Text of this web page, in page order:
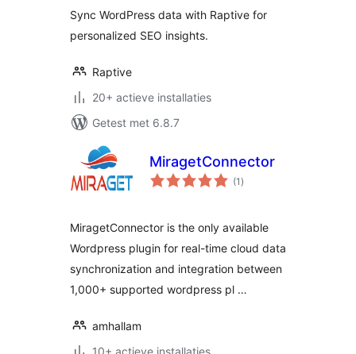
Sync WordPress data with Raptive for
personalized SEO insights.
Raptive
20+ actieve installaties
Getest met 6.8.7
MiragetConnector
(1 totaal
waarderingen
)
MiragetConnector is the only available
Wordpress plugin for real-time cloud data
synchronization and integration between
1,000+ supported wordpress pl …
amhallam
10+ actieve installaties